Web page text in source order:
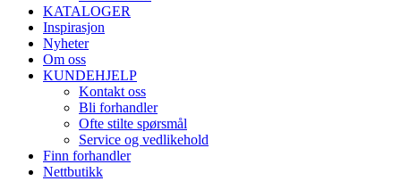
KATALOGER
Inspirasjon
Nyheter
Om oss
KUNDEHJELP
Kontakt oss
Bli forhandler
Ofte stilte spørsmål
Service og vedlikehold
Finn forhandler
Nettbutikk